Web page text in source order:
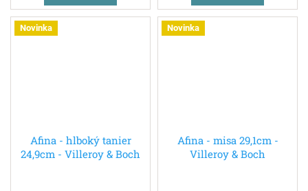
Novinka
Afina - hlboký tanier
24,9cm - Villeroy & Boch
Novinka
Afina - misa 29,1cm -
Villeroy & Boch